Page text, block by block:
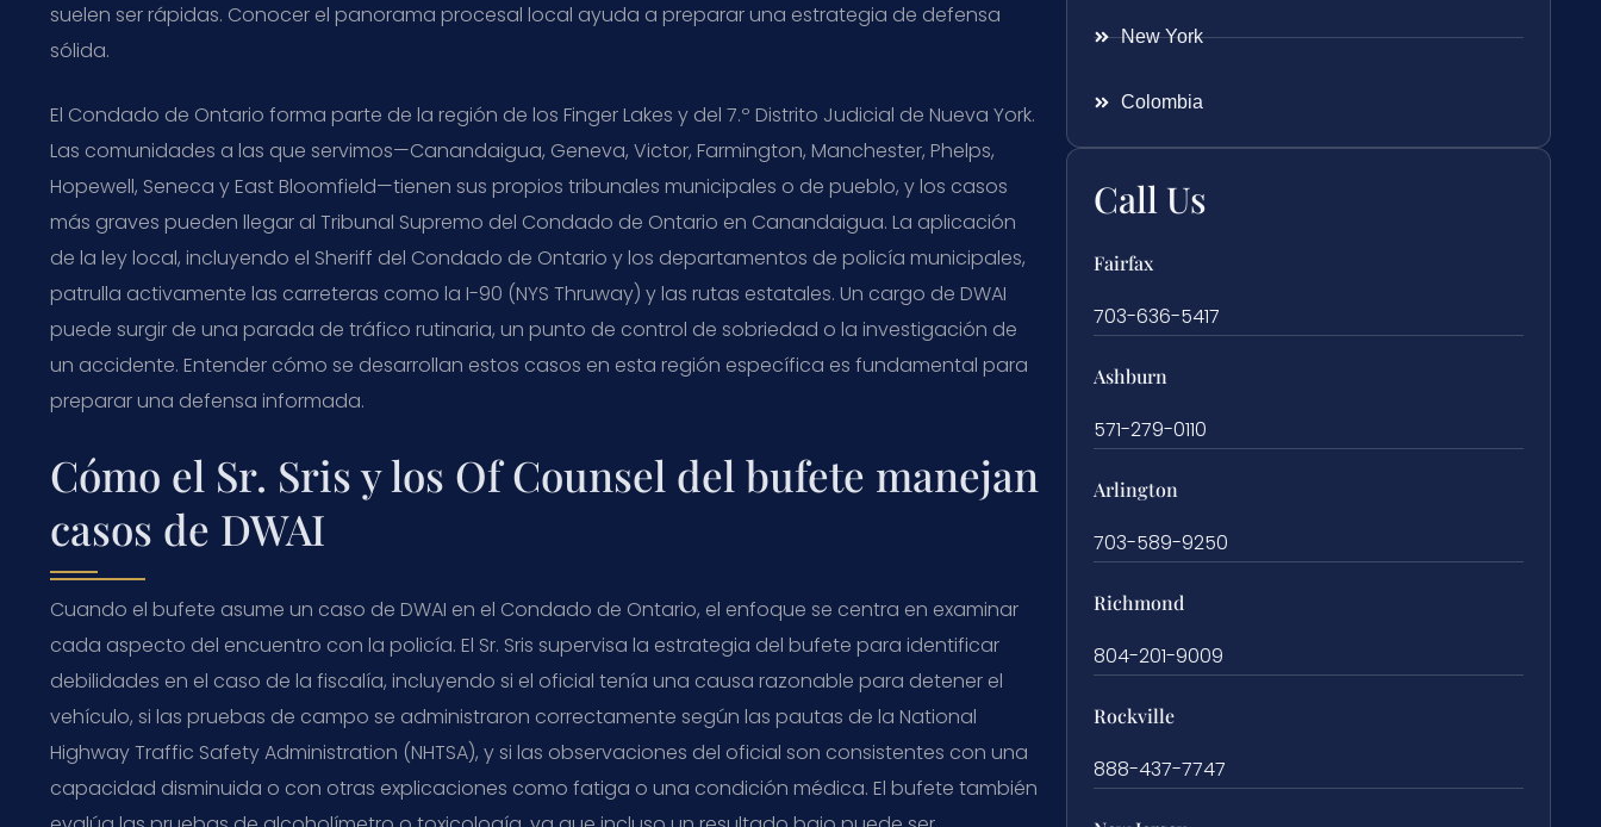
suelen ser rápidas. Conocer el panorama procesal local ayuda a preparar una estrategia de defensa
sólida.
El Condado de Ontario forma parte de la región de los Finger Lakes y del 7.º Distrito Judicial de Nueva York.
Las comunidades a las que servimos—Canandaigua, Geneva, Victor, Farmington, Manchester, Phelps,
Hopewell, Seneca y East Bloomfield—tienen sus propios tribunales municipales o de pueblo, y los casos
más graves pueden llegar al Tribunal Supremo del Condado de Ontario en Canandaigua. La aplicación
de la ley local, incluyendo el Sheriff del Condado de Ontario y los departamentos de policía municipales,
patrulla activamente las carreteras como la I-90 (NYS Thruway) y las rutas estatales. Un cargo de DWAI
puede surgir de una parada de tráfico rutinaria, un punto de control de sobriedad o la investigación de
un accidente. Entender cómo se desarrollan estos casos en esta región específica es fundamental para
preparar una defensa informada.
Cómo el Sr. Sris y los Of Counsel del bufete manejan
casos de DWAI
Cuando el bufete asume un caso de DWAI en el Condado de Ontario, el enfoque se centra en examinar
cada aspecto del encuentro con la policía. El Sr. Sris supervisa la estrategia del bufete para identificar
debilidades en el caso de la fiscalía, incluyendo si el oficial tenía una causa razonable para detener el
vehículo, si las pruebas de campo se administraron correctamente según las pautas de la National
Highway Traffic Safety Administration (NHTSA), y si las observaciones del oficial son consistentes con una
capacidad disminuida o con otras explicaciones como fatiga o una condición médica. El bufete también
New York
Colombia
Call Us
Fairfax
703-636-5417
Ashburn
571-279-0110
Arlington
703-589-9250
Richmond
804-201-9009
Rockville
888-437-7747